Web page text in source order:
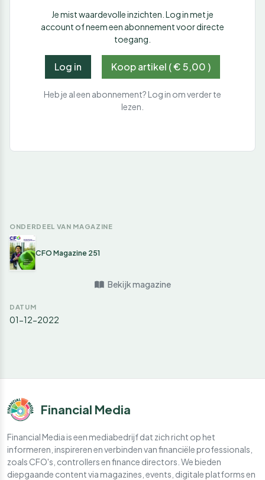
Je mist waardevolle inzichten. Log in met je
account of neem een abonnement voor directe
toegang.
Log in Koop artikel ( € 5,00 )
Heb je al een abonnement? Log in om verder te
lezen.
ONDERDEEL VAN MAGAZINE
CFO Magazine 251
Bekijk magazine
DATUM
01-12-2022
Financial Media
Financial Media is een mediabedrijf dat zich richt op het
informeren, inspireren en verbinden van financiële professionals,
zoals CFO's, controllers en finance directors. We bieden
diepgaande content via magazines, events, digitale platforms en